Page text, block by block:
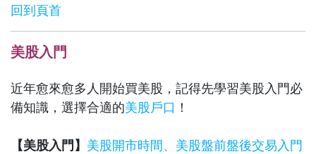
回到頁首
美股入門
近年愈來愈多人開始買美股，記得先學習美股入門必
備知識，選擇合適的美股戶口 ！
【美股入門】 美股開市時間、美股盤前盤後交易入門